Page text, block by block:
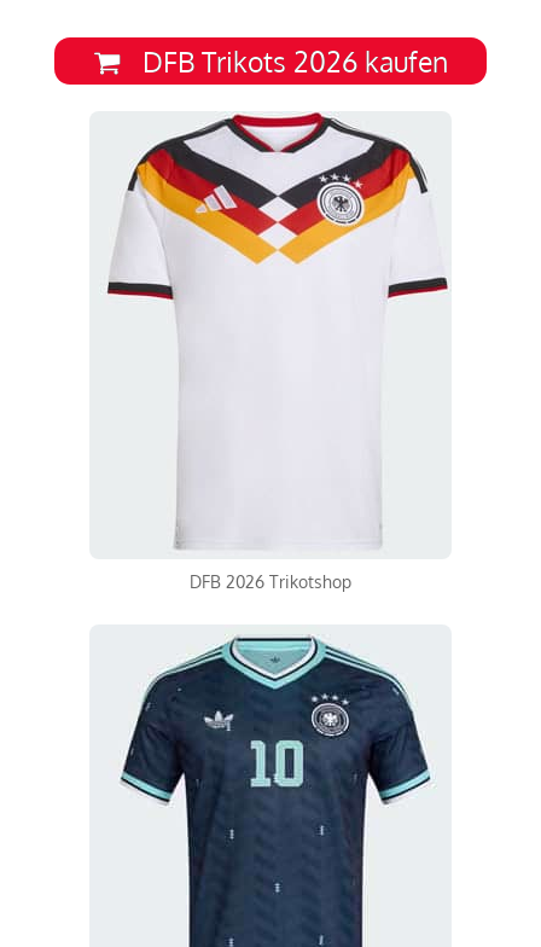
DFB Trikots 2026 kaufen
DFB 2026 Trikotshop